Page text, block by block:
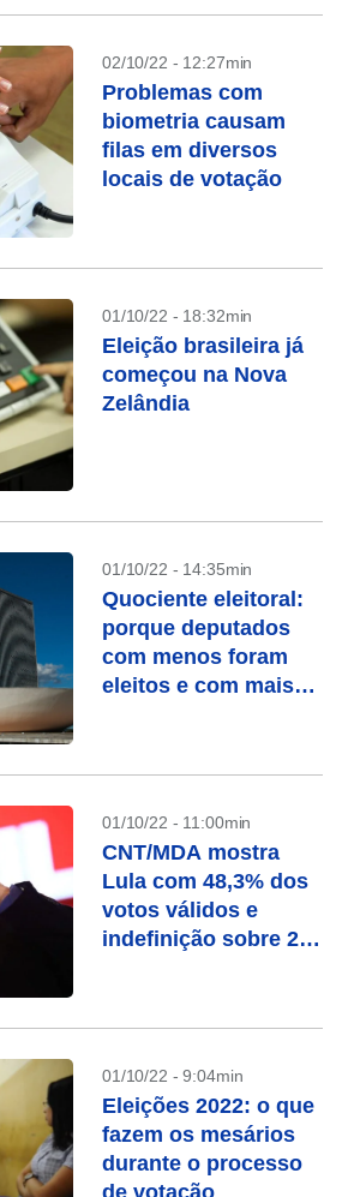
02/10/22 - 12:27min
Problemas com
biometria causam
filas em diversos
locais de votação
01/10/22 - 18:32min
Eleição brasileira já
começou na Nova
Zelândia
01/10/22 - 14:35min
Quociente eleitoral:
porque deputados
com menos foram
eleitos e com mais
01/10/22 - 11:00min
CNT/MDA mostra
Lula com 48,3% dos
votos válidos e
indefinição sobre 2º
01/10/22 - 9:04min
Eleições 2022: o que
fazem os mesários
durante o processo
de votação